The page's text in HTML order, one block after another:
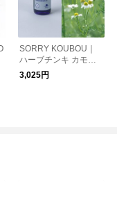
SORRY KOUBOU｜
ハーブチンキ カモミ
ール 30ml
3,025円